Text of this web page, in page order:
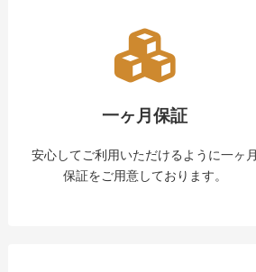
一ヶ月保証
安心してご利用いただけるように一ヶ月
保証をご用意しております。